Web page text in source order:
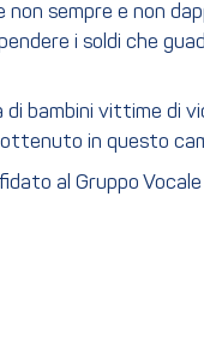
sempre e non
i soldi che
bambini vittime di
in questo
al Gruppo